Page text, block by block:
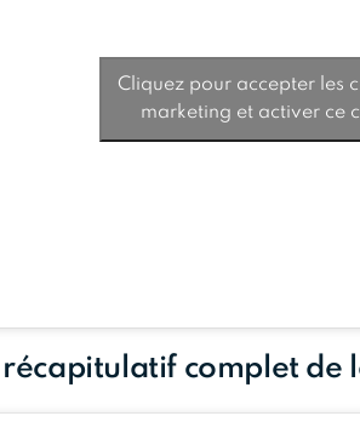
Cliquez pour accepter les
marketing et activer ce
récapitulatif complet de